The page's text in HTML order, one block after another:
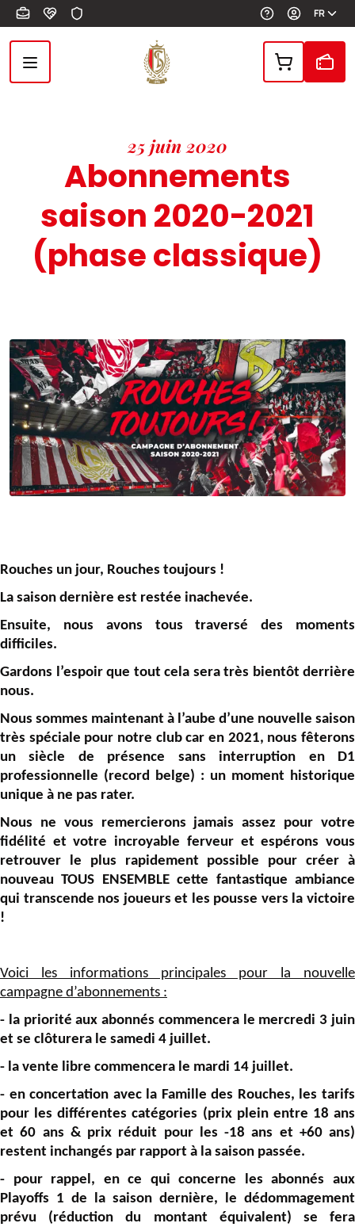
Aller au contenu principal FR
25 juin 2020
Abonnements
saison 2020-2021
(phase classique)
Rouches un jour, Rouches toujours !
La saison dernière est restée inachevée.
Ensuite, nous avons tous traversé des moments
difficiles.
Gardons l’espoir que tout cela sera très bientôt derrière
nous.
Nous sommes maintenant à l’aube d’une nouvelle saison
très spéciale pour notre club car en 2021, nous fêterons
un siècle de présence sans interruption en D1
professionnelle (record belge) : un moment historique
unique à ne pas rater.
Nous ne vous remercierons jamais assez pour votre
fidélité et votre incroyable ferveur et espérons vous
retrouver le plus rapidement possible pour créer à
nouveau TOUS ENSEMBLE cette fantastique ambiance
qui transcende nos joueurs et les pousse vers la victoire
!
Voici les informations principales pour la nouvelle
campagne d’abonnements :
- la priorité aux abonnés commencera le mercredi 3 juin
et se clôturera le samedi 4 juillet.
- la vente libre commencera le mardi 14 juillet.
- en concertation avec la Famille des Rouches, les tarifs
pour les différentes catégories (prix plein entre 18 ans
et 60 ans & prix réduit pour les -18 ans et +60 ans)
restent inchangés par rapport à la saison passée.
- pour rappel, en ce qui concerne les abonnés aux
Playoffs 1 de la saison dernière, le dédommagement
prévu (réduction du montant équivalent) se fera